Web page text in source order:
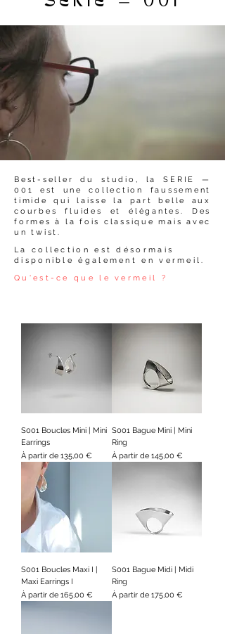
Best-seller du studio, la SERIE —
001 est une collection faussement
timide qui laisse la part belle aux
courbes fluides et élégantes. Des
formes à la fois classique mais avec
un twist.
La collection est désormais
disponible également en vermeil.
Qu'est-ce que le vermeil ?
S001 Boucles Mini | Mini
Earrings
À partir de 135,00 €
Prix promotionnel
S001 Bague Mini | Mini
Ring
À partir de 145,00 €
Prix promotionnel
S001 Boucles Maxi I |
Maxi Earrings I
À partir de 165,00 €
Prix promotionnel
S001 Bague Midi | Midi
Ring
À partir de 175,00 €
Prix promotionnel